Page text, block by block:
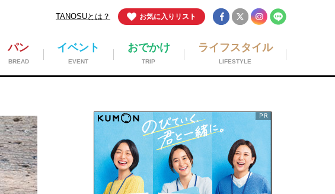
お気に入りリスト
TANOSUとは？
ライフスタイル
LIFESTYLE
おでかけ
TRIP
イベント
EVENT
パン
BREAD